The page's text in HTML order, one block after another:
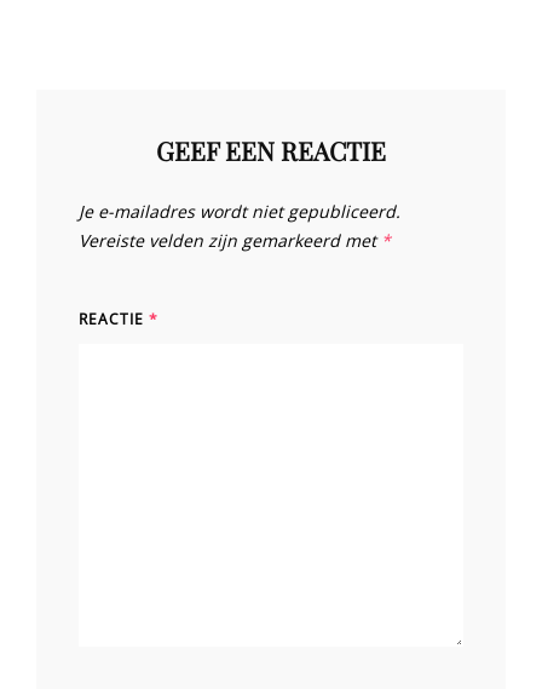
GEEF EEN REACTIE
Je e-mailadres wordt niet gepubliceerd.
Vereiste velden zijn gemarkeerd met *
REACTIE *